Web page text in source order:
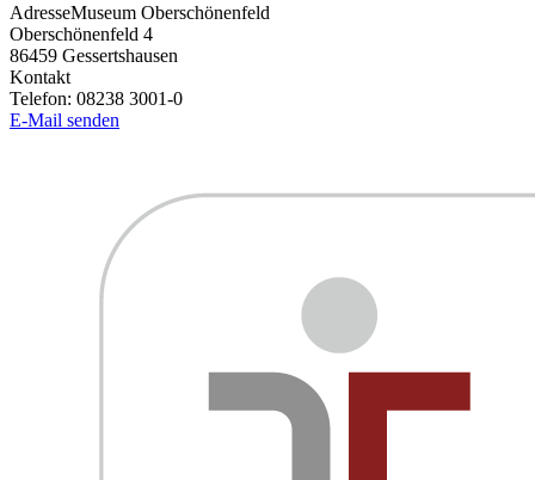
AdresseMuseum Oberschönenfeld
Oberschönenfeld 4
86459 Gessertshausen
Kontakt
Telefon: 08238 3001-0
E-Mail senden